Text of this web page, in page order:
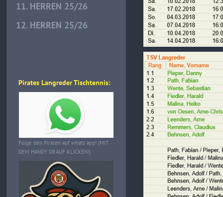
11. HERREN 25/26
12. HERREN 25/26
Pirates Langreder Tischtennis:
Folge den Piraten auf whats app! (MIT
DEM HANDY DRAUF KLICKEN!)